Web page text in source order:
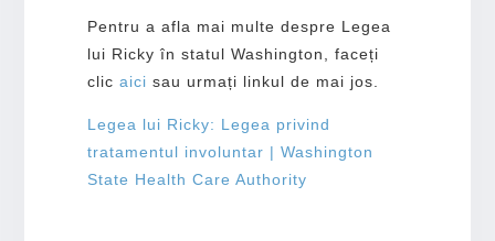
Pentru a afla mai multe despre Legea
lui Ricky în statul Washington, faceți
clic aici sau urmați linkul de mai jos.
Legea lui Ricky: Legea privind
tratamentul involuntar | Washington
State Health Care Authority